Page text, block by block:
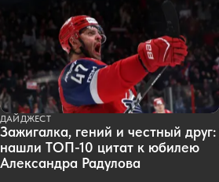
ДАЙДЖЕСТ
Зажигалка, гений и честный друг:
нашли ТОП-10 цитат к юбилею
Александра Радулова